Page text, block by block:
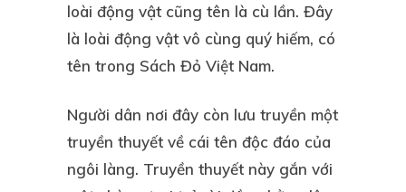
loài động vật cũng tên là cù lần. Đây
là loài động vật vô cùng quý hiếm, có
tên trong Sách Đỏ Việt Nam.
Người dân nơi đây còn lưu truyền một
truyền thuyết về cái tên độc đáo của
ngôi làng. Truyền thuyết này gắn với